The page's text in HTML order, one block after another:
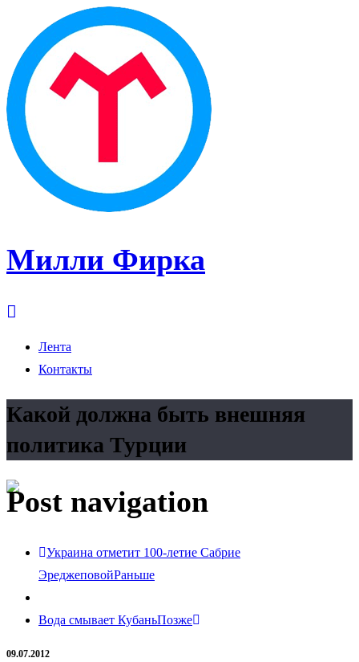
Милли Фирка
Лента
Контакты
Какой должна быть внешняя
политика Турции
Post navigation
Украина отметит 100-летие Сабрие
ЭреджеповойРаньше
Вода смывает КубаньПозже
09.07.2012